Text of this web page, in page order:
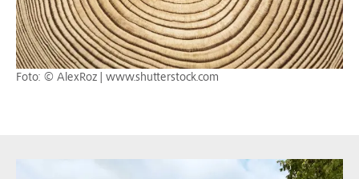
Foto: © AlexRoz | www.shutterstock.com